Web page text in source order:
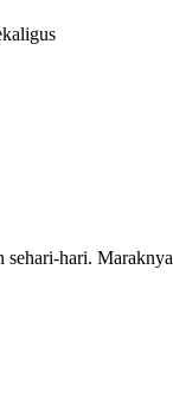
sehari-hari. Maraknya